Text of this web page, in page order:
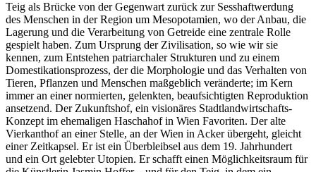
Teig als Brücke von der Gegenwart zurück zur Sesshaftwerdung
des Menschen in der Region um Mesopotamien, wo der Anbau, die
Lagerung und die Verarbeitung von Getreide eine zentrale Rolle
gespielt haben. Zum Ursprung der Zivilisation, so wie wir sie
kennen, zum Entstehen patriarchaler Strukturen und zu einem
Domestikationsprozess, der die Morphologie und das Verhalten von
Tieren, Pflanzen und Menschen maßgeblich veränderte; im Kern
immer an einer normierten, gelenkten, beaufsichtigten Reproduktion
ansetzend. Der Zukunftshof, ein visionäres Stadtlandwirtschafts-
Konzept im ehemaligen Haschahof in Wien Favoriten. Der alte
Vierkanthof an einer Stelle, an der Wien in Acker übergeht, gleicht
einer Zeitkapsel. Er ist ein Überbleibsel aus dem 19. Jahrhundert
und ein Ort gelebter Utopien. Er schafft einen Möglichkeitsraum für